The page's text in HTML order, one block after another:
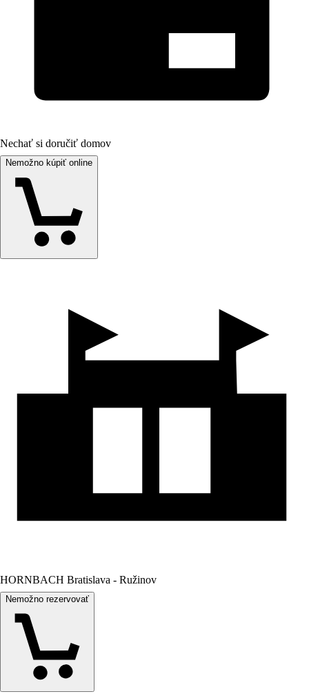
Nechať si doručiť domov
Nemožno kúpiť online
HORNBACH Bratislava - Ružinov
Nemožno rezervovať